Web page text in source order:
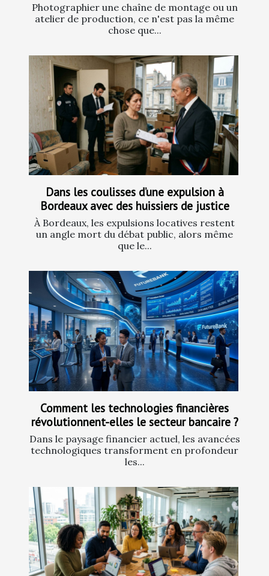
Photographier une chaîne de montage ou un
atelier de production, ce n'est pas la même
chose que...
Dans les coulisses d’une expulsion à
Bordeaux avec des huissiers de justice
À Bordeaux, les expulsions locatives restent
un angle mort du débat public, alors même
que le...
Comment les technologies financières
révolutionnent-elles le secteur bancaire ?
Dans le paysage financier actuel, les avancées
technologiques transforment en profondeur
les...